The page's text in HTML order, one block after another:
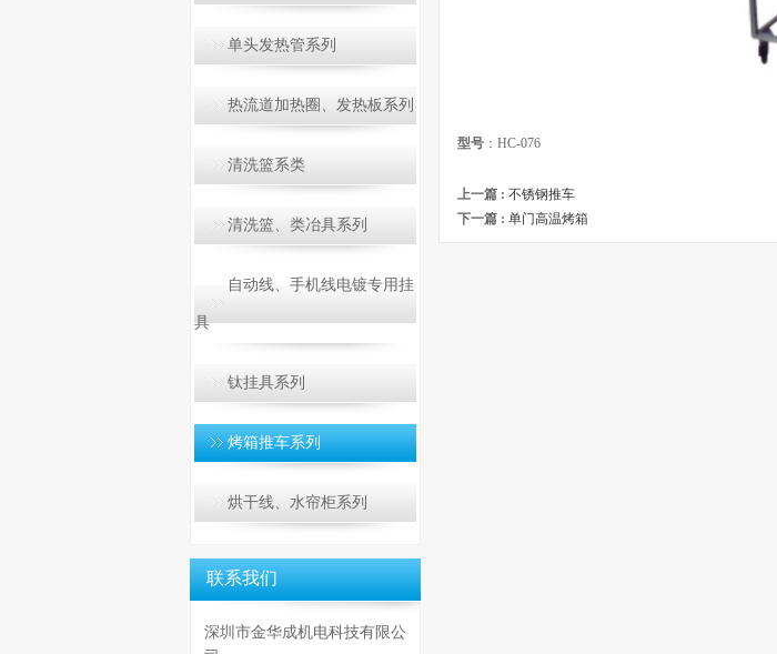
单头发热管系列
热流道加热圈、发热板系列
清洗篮系类
清洗篮、类冶具系列
自动线、手机线电镀专用挂
具
钛挂具系列
烤箱推车系列
烘干线、水帘柜系列
联系我们
深圳市金华成机电科技有限公
型号：HC-076
上一篇 : 不锈钢推车
下一篇 : 单门高温烤箱